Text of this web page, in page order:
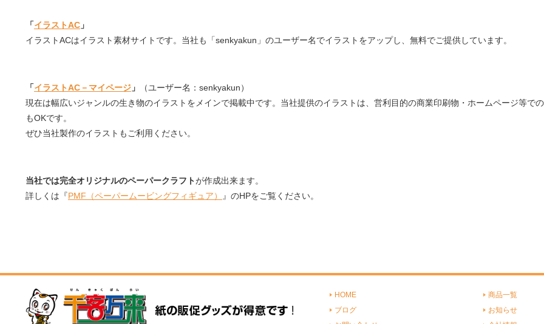
「イラストAC 」
イラストACはイラスト素材サイトです。当社も「senkyakun」のユーザー名でイラストをアップし、無料でご提供しています。
「イラストAC－マイページ 」
（ユーザー名：senkyakun）
現在は幅広いジャンルの生き物のイラストをメインで掲載中です。当社提供のイラストは、営利目的の商業印刷物・ホームページ等で
もOKです。
ぜひ当社製作のイラストもご利用ください。
当社では完全オリジナルのペーパークラフトが作成出来ます。
詳しくは『PMF（ペーパームービングフィギュア） 』のHPをご覧ください。
HOME
商品一覧
ブログ
お知らせ